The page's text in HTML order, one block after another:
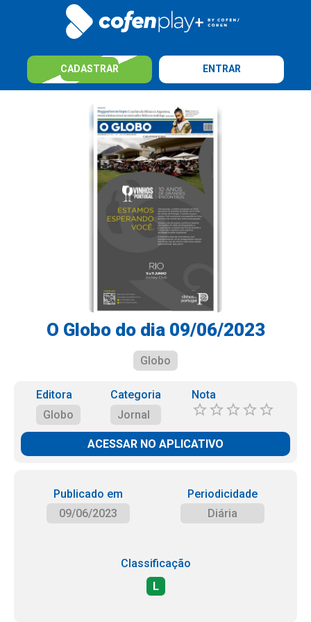
CADASTRAR ENTRAR
O Globo do dia 09/06/2023
Globo
Editora
Globo
Categoria
Jornal
Nota
ACESSAR NO APLICATIVO
Publicado em
09/06/2023
Periodicidade
Diária
Classificação
L